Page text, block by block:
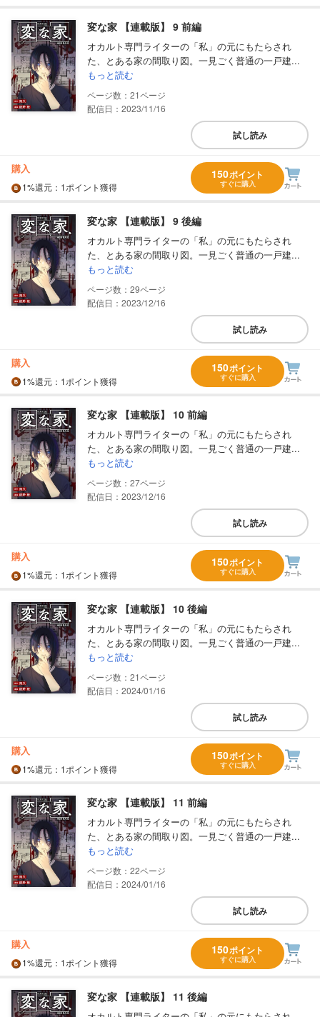
変な家 【連載版】 9 前編
オカルト専門ライターの「私」の元にもたらされ
た、とある家の間取り図。一見ごく普通の一戸建...
もっと読む
21
配信日：2023/11/16
試し読み
購入
1%還元 ：1ポイント獲得
150ポイント
すぐに購入
変な家 【連載版】 9 後編
オカルト専門ライターの「私」の元にもたらされ
た、とある家の間取り図。一見ごく普通の一戸建...
もっと読む
29
配信日：2023/12/16
試し読み
購入
1%還元 ：1ポイント獲得
150ポイント
すぐに購入
変な家 【連載版】 10 前編
オカルト専門ライターの「私」の元にもたらされ
た、とある家の間取り図。一見ごく普通の一戸建...
もっと読む
27
配信日：2023/12/16
試し読み
購入
1%還元 ：1ポイント獲得
150ポイント
すぐに購入
変な家 【連載版】 10 後編
オカルト専門ライターの「私」の元にもたらされ
た、とある家の間取り図。一見ごく普通の一戸建...
もっと読む
21
配信日：2024/01/16
試し読み
購入
1%還元 ：1ポイント獲得
150ポイント
すぐに購入
変な家 【連載版】 11 前編
オカルト専門ライターの「私」の元にもたらされ
た、とある家の間取り図。一見ごく普通の一戸建...
もっと読む
22
配信日：2024/01/16
試し読み
購入
1%還元 ：1ポイント獲得
150ポイント
すぐに購入
変な家 【連載版】 11 後編